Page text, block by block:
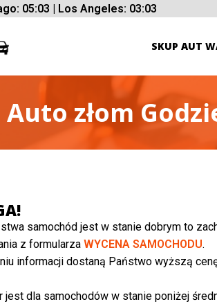
05:03 | Los Angeles: 03:03
SKUP AUT
Auto złom
samochód jest w stanie dobrym to
z formularza WYCENA SAMOCHODU.
informacji dostaną Państwo wyższą
jest dla samochodów w stanie poniżej